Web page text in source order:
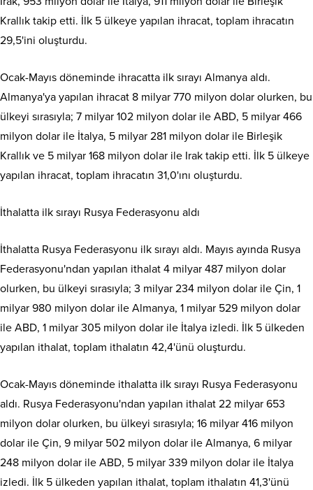
Krallık takip etti. İlk 5 ülkeye yapılan ihracat, toplam ihracatın
29,5'ini oluşturdu.
Ocak-Mayıs döneminde ihracatta ilk sırayı Almanya aldı.
Almanya'ya yapılan ihracat 8 milyar 770 milyon dolar olurken, bu
ülkeyi sırasıyla; 7 milyar 102 milyon dolar ile ABD, 5 milyar 466
milyon dolar ile İtalya, 5 milyar 281 milyon dolar ile Birleşik
Krallık ve 5 milyar 168 milyon dolar ile Irak takip etti. İlk 5 ülkeye
yapılan ihracat, toplam ihracatın 31,0'ını oluşturdu.
İthalatta ilk sırayı Rusya Federasyonu aldı
İthalatta Rusya Federasyonu ilk sırayı aldı. Mayıs ayında Rusya
Federasyonu'ndan yapılan ithalat 4 milyar 487 milyon dolar
olurken, bu ülkeyi sırasıyla; 3 milyar 234 milyon dolar ile Çin, 1
milyar 980 milyon dolar ile Almanya, 1 milyar 529 milyon dolar
ile ABD, 1 milyar 305 milyon dolar ile İtalya izledi. İlk 5 ülkeden
yapılan ithalat, toplam ithalatın 42,4'ünü oluşturdu.
Ocak-Mayıs döneminde ithalatta ilk sırayı Rusya Federasyonu
aldı. Rusya Federasyonu'ndan yapılan ithalat 22 milyar 653
milyon dolar olurken, bu ülkeyi sırasıyla; 16 milyar 416 milyon
dolar ile Çin, 9 milyar 502 milyon dolar ile Almanya, 6 milyar
248 milyon dolar ile ABD, 5 milyar 339 milyon dolar ile İtalya
izledi. İlk 5 ülkeden yapılan ithalat, toplam ithalatın 41,3'ünü